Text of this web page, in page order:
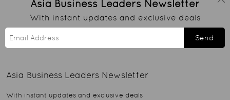
Asia Business Leaders Newsletter
With instant updates and exclusive deals
Send
Asia Business Leaders Newsletter
With instant updates and exclusive deals